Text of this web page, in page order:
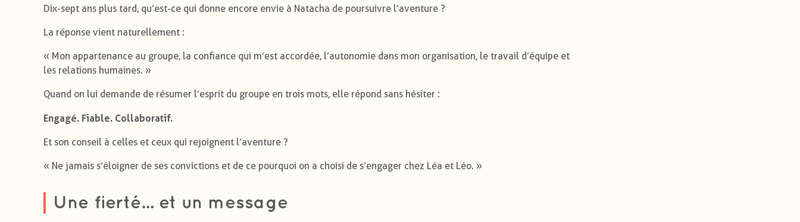
Dix-sept ans plus tard, qu’est-ce qui donne encore envie à Natacha de poursuivre l’aventure ?
La réponse vient naturellement :
« Mon appartenance au groupe, la confiance qui m’est accordée, l’autonomie dans mon organisation, le travail d’équipe et
les relations humaines. »
Quand on lui demande de résumer l’esprit du groupe en trois mots, elle répond sans hésiter :
Engagé. Fiable. Collaboratif.
Et son conseil à celles et ceux qui rejoignent l’aventure ?
« Ne jamais s’éloigner de ses convictions et de ce pourquoi on a choisi de s’engager chez Léa et Léo. »
Une fierté... et un message